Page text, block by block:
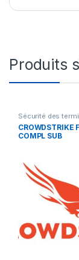
Produits
Sécurité des
CROWDSTRIKE
COMPL SUB